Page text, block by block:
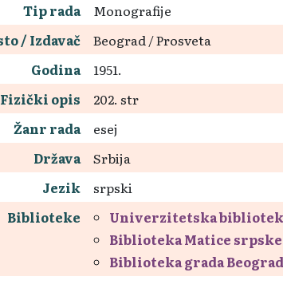
Tip rada
Monografije
/ Izdavač
Beograd / Prosveta
Godina
1951.
Fizički opis
202. str
Žanr rada
esej
Država
Srbija
Jezik
srpski
Biblioteke
Univerzitetska
Biblioteka Matice srpske
Biblioteka grada